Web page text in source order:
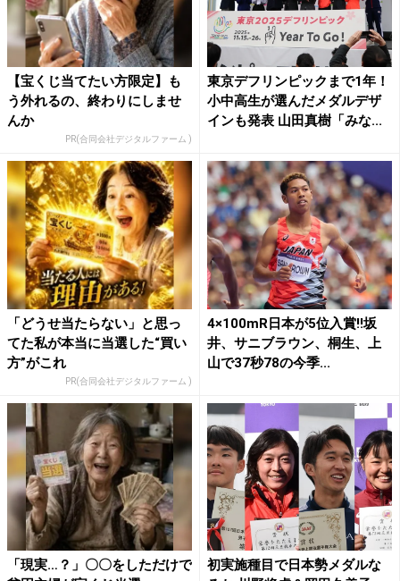
【宝くじ当てたい方限定】も
う外れるの、終わりにしませ
んか
PR(合同会社デジタルファーム )
東京デフリンピックまで1年！
小中高生が選んだメダルデザ
インも発表 山田真樹「みな...
「どうせ当たらない」と思っ
てた私が本当に当選した“買い
方”がこれ
PR(合同会社デジタルファーム )
4×100mR日本が5位入賞!!坂
井、サニブラウン、桐生、上
山で37秒78の今季...
「現実…？」〇〇をしただけで
初実施種目で日本勢メダルな